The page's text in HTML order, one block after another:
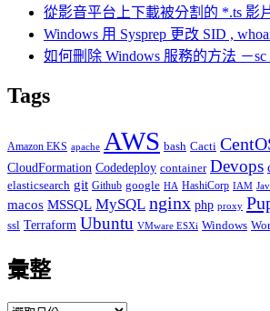
從影音平台上下載被分割的 *.ts 影
Windows 用 Sysprep 更改 SID ,
如何刪除 Windows 服務的方法 －sc
Tags
Amazon EKS apache AWS bash Cacti
CloudFormation Codedeploy container Devops
elasticsearch git Github google HA HashiCorp IAM
macos MSSQL MySQL nginx php proxy
ssl Terraform Ubuntu VMware ESXi Windows
彙整